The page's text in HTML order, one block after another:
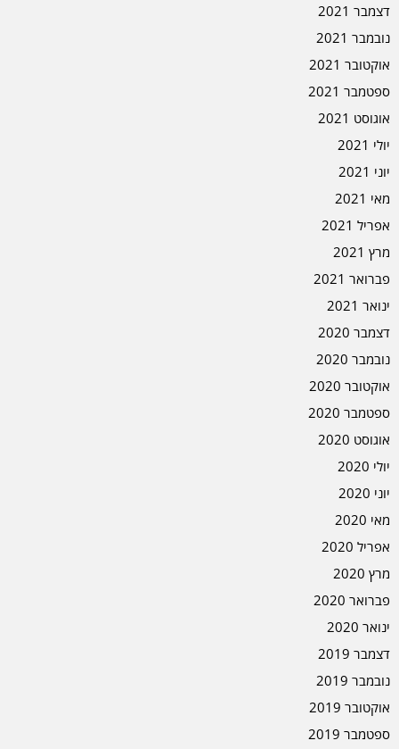
דצמבר 2021
נובמבר 2021
אוקטובר 2021
ספטמבר 2021
אוגוסט 2021
יולי 2021
יוני 2021
מאי 2021
אפריל 2021
מרץ 2021
פברואר 2021
ינואר 2021
דצמבר 2020
נובמבר 2020
אוקטובר 2020
ספטמבר 2020
אוגוסט 2020
יולי 2020
יוני 2020
מאי 2020
אפריל 2020
מרץ 2020
פברואר 2020
ינואר 2020
דצמבר 2019
נובמבר 2019
אוקטובר 2019
ספטמבר 2019